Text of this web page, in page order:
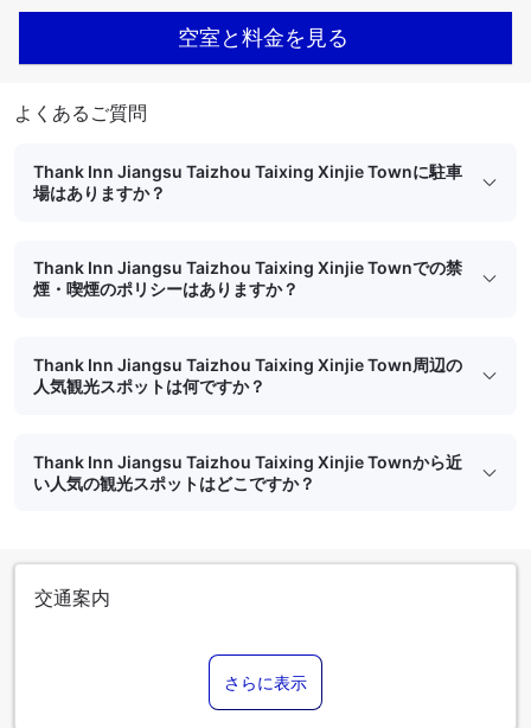
空室と料金を見る
よくあるご質問
Thank Inn Jiangsu Taizhou Taixing Xinjie Townに駐車
場はありますか？
Thank Inn Jiangsu Taizhou Taixing Xinjie Townでの禁
煙・喫煙のポリシーはありますか？
Thank Inn Jiangsu Taizhou Taixing Xinjie Town周辺の
人気観光スポットは何ですか？
Thank Inn Jiangsu Taizhou Taixing Xinjie Townから近
い人気の観光スポットはどこですか？
交通案内
さらに表示